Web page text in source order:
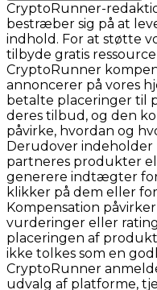
CryptoRunner-
bestræber sig på at
indhold. For at støtte
tilbyde gratis
CryptoRunner
annoncerer på vores
betalte placeringer til
deres tilbud, og den
påvirke, hvordan og
Derudover indeholder
partneres produkter
generere indtægter
klikker på dem eller
Kompensation
vurderinger eller
placeringen af
ikke tolkes som en
CryptoRunner
udvalg af platforme,